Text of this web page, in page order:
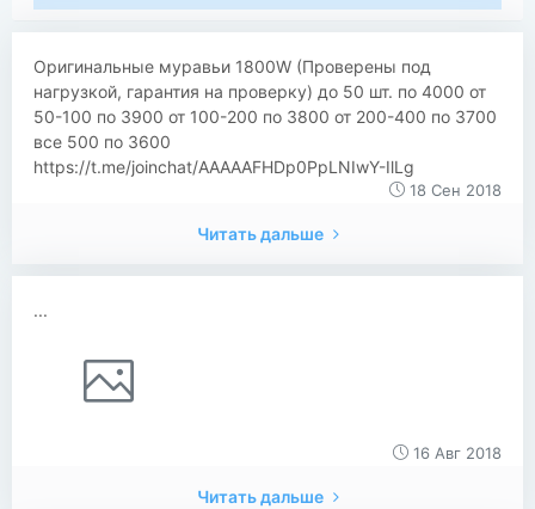
​​Оригинальные муравьи 1800W (Проверены под
нагрузкой, гарантия на проверку) до 50 шт. по 4000 от
50-100 по 3900 от 100-200 по 3800 от 200-400 по 3700
все 500 по 3600
https://t.me/joinchat/AAAAAFHDp0PpLNIwY-IlLg
18 Сен 2018
Читать дальше
...
16 Авг 2018
Читать дальше